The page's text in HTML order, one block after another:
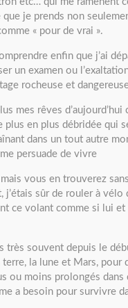
je prends non
« pour de vrai ».
enfin que j’ai
un examen ou
rocheuse et
mes rêves d’aujourd’hui
plus en plus débridée qui
dans un tout autre
persuade de vivre
vous en trouverez
j’étais sûr de rouler à vélo
ce volant comme si lui
très souvent depuis le
terre, la lune et Mars,
ou moins prolongés dans
a besoin pour survivre